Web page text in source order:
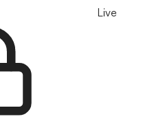
Live